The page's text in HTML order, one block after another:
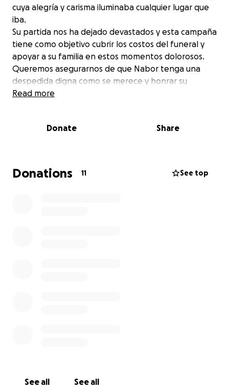
cuya alegría y carisma iluminaba cualquier lugar que
iba.
Su partida nos ha dejado devastados y esta campaña
tiene como objetivo cubrir los costos del funeral y
apoyar a su familia en estos momentos dolorosos.
Queremos asegurarnos de que Nabor tenga una
despedida digna como se merece y honrar su
memoria.
alguien que daba todo por los suyos, ahora nosotros
Agradecemos cualquier donación y también pedimos
que compartan esta campaña para ayudarnos a
Read more
Donate Share
Donations 11 See top
See all See all